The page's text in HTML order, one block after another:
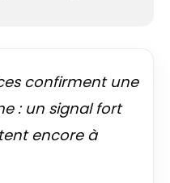
: pied
avec
de
de tissu,
confirment une
: un signal fort
encore à